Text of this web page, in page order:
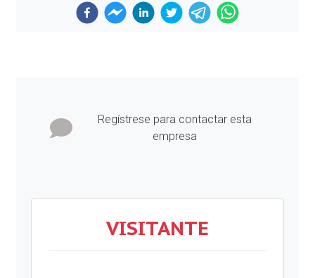
Regístrese para contactar esta
empresa
VISITANTE